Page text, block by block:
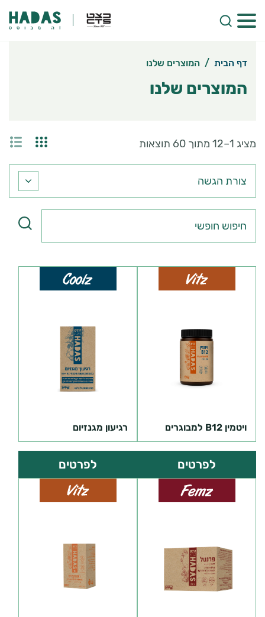
דף הבית / המוצרים שלנו
המוצרים שלנו
מציג 1–12 מתוך 60 תוצאות
הגשה
צורת הגשה
חופשי
ויטמין B12 למבוגרים
לפרטים
רגיעון מגנזיום
לפרטים